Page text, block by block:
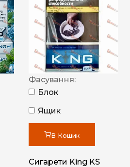
Фасування:
Блок
Ящик
В Кошик
Сигарети King KS